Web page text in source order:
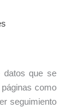
datos que se
como
seguimiento